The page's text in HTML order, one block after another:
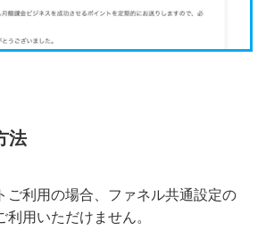
法
ご利用の場合、ファネル共通設定の
利用いただけません。